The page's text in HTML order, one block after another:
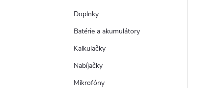
Doplnky
Batérie a akumulátory
Kalkulačky
Nabíjačky
Mikrofóny